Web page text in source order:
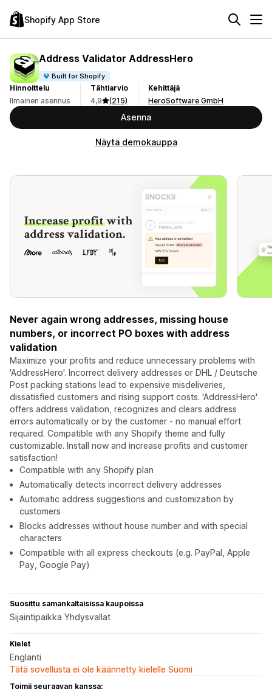
Shopify App Store
Address Validator AddressHero
Built for Shopify
Hinnoittelu
Ilmainen asennus
Tähtiarvio
4,9
(215)
Kehittäjä
HeroSoftware GmbH
Asenna
Näytä demokauppa
Never again wrong addresses, missing house
numbers, or incorrect PO boxes with address
validation
Maximize your profits and reduce unnecessary problems with
'AddressHero'. Incorrect delivery addresses or DHL / Deutsche
Post packing stations lead to expensive misdeliveries,
dissatisfied customers and rising support costs. 'AddressHero'
offers address validation, recognizes and clears address
errors automatically or by the customer - no manual effort
required. Compatible with any Shopify theme and fully
customizable. Install now and increase profits and customer
satisfaction!
Compatible with any Shopify plan
Automatically detects incorrect delivery addresses
Automatic address suggestions and customization by
customers
Blocks addresses without house number and with special
characters
Compatible with all express checkouts (e.g. PayPal, Apple
Pay, Google Pay)
Suosittu samankaltaisissa kaupoissa
Sijaintipaikka Yhdysvallat
Kielet
Englanti
Tätä sovellusta ei ole käännetty kielelle Suomi
Toimii seuraavan kanssa: